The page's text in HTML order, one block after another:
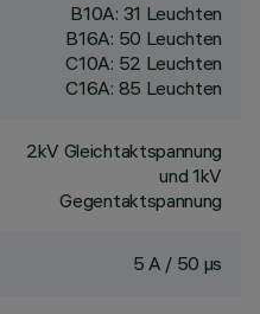
B10A: 31 Leuchten
B16A: 50 Leuchten
C10A: 52 Leuchten
C16A: 85 Leuchten
2kV Gleichtaktspannung
und 1kV
Gegentaktspannung
5 A / 50 µs